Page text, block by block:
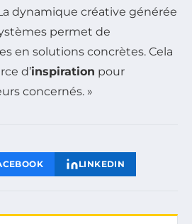
dynamique créative générée
permet de
en solutions concrètes. Cela
d’inspiration pour
concernés. »
LINKEDIN